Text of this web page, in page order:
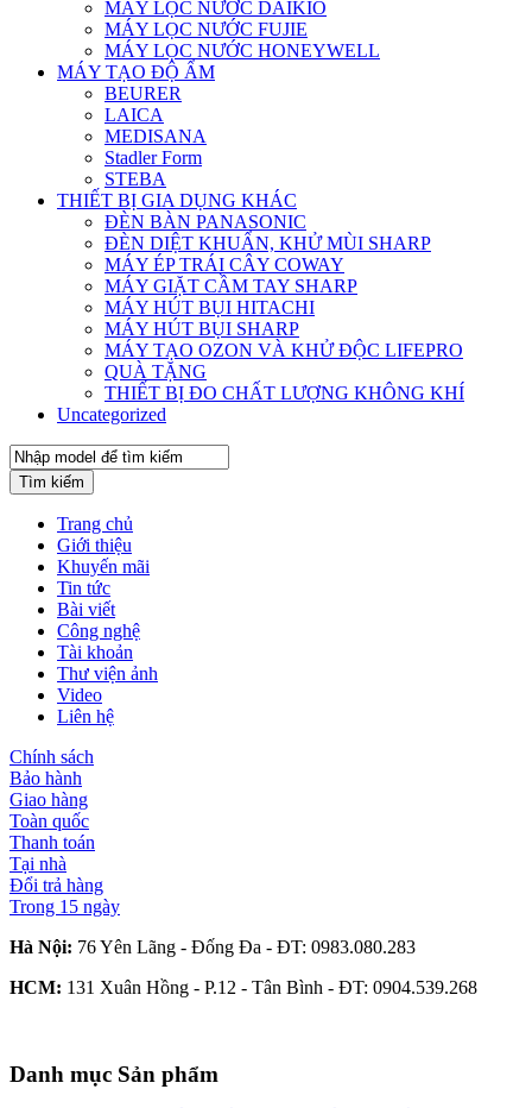
MÁY LỌC NƯỚC DAIKIO
MÁY LỌC NƯỚC FUJIE
MÁY LỌC NƯỚC HONEYWELL
MÁY TẠO ĐỘ ẨM
BEURER
LAICA
MEDISANA
Stadler Form
STEBA
THIẾT BỊ GIA DỤNG KHÁC
ĐÈN BÀN PANASONIC
ĐÈN DIỆT KHUẨN, KHỬ MÙI SHARP
MÁY ÉP TRÁI CÂY COWAY
MÁY GIẶT CẦM TAY SHARP
MÁY HÚT BỤI HITACHI
MÁY HÚT BỤI SHARP
MÁY TẠO OZON VÀ KHỬ ĐỘC LIFEPRO
QUÀ TẶNG
THIẾT BỊ ĐO CHẤT LƯỢNG KHÔNG KHÍ
Uncategorized
Tìm kiếm
Trang chủ
Giới thiệu
Khuyến mãi
Tin tức
Bài viết
Công nghệ
Tài khoản
Thư viện ảnh
Video
Liên hệ
Chính sách
Bảo hành
Giao hàng
Toàn quốc
Thanh toán
Tại nhà
Đổi trả hàng
Trong 15 ngày
Hà Nội: 76 Yên Lãng - Đống Đa - ĐT: 0983.080.283
HCM: 131 Xuân Hồng - P.12 - Tân Bình - ĐT: 0904.539.268
Danh mục Sản phẩm